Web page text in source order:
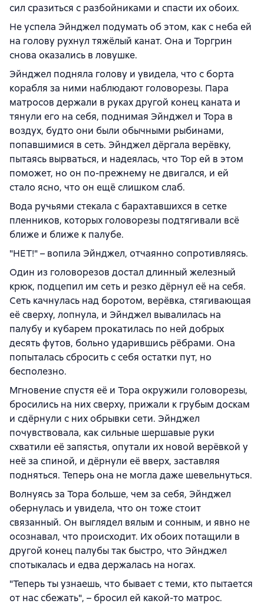
сил сразиться с разбойниками и спасти их обоих.
Не успела Эйнджел подумать об этом, как с неба ей
на голову рухнул тяжёлый канат. Она и Торгрин
снова оказались в ловушке.
Эйнджел подняла голову и увидела, что с борта
корабля за ними наблюдают головорезы. Пара
матросов держали в руках другой конец каната и
тянули его на себя, поднимая Эйнджел и Тора в
воздух, будто они были обычными рыбинами,
попавшимися в сеть. Эйнджел дёргала верёвку,
пытаясь вырваться, и надеялась, что Тор ей в этом
поможет, но он по-прежнему не двигался, и ей
стало ясно, что он ещё слишком слаб.
Вода ручьями стекала с барахтавшихся в сетке
пленников, которых головорезы подтягивали всё
ближе и ближе к палубе.
"НЕТ!" – вопила Эйнджел, отчаянно сопротивляясь.
Один из головорезов достал длинный железный
крюк, подцепил им сеть и резко дёрнул её на себя.
Сеть качнулась над боротом, верёвка, стягивающая
её сверху, лопнула, и Эйнджел вывалилась на
палубу и кубарем прокатилась по ней добрых
десять футов, больно ударившись рёбрами. Она
попыталась сбросить с себя остатки пут, но
бесполезно.
Мгновение спустя её и Тора окружили головорезы,
бросились на них сверху, прижали к грубым доскам
и сдёрнули с них обрывки сети. Эйнджел
почувствовала, как сильные шершавые руки
схватили её запястья, опутали их новой верёвкой у
неё за спиной, и дёрнули её вверх, заставляя
подняться. Теперь она не могла даже шевельнуться.
Волнуясь за Тора больше, чем за себя, Эйнджел
обернулась и увидела, что он тоже стоит
связанный. Он выглядел вялым и сонным, и явно не
осознавал, что происходит. Их обоих потащили в
другой конец палубы так быстро, что Эйнджел
спотыкалась и едва держалась на ногах.
"Теперь ты узнаешь, что бывает с теми, кто пытается
от нас сбежать", – бросил ей какой-то матрос.